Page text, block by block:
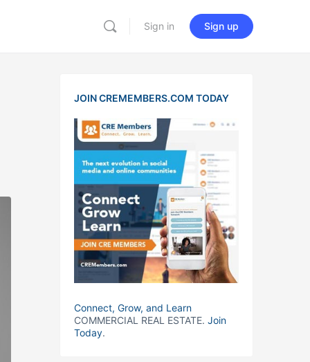
Sign in Sign up
JOIN CREMEMBERS.COM TODAY
Connect, Grow, and Learn
COMMERCIAL REAL ESTATE. Join
Today.